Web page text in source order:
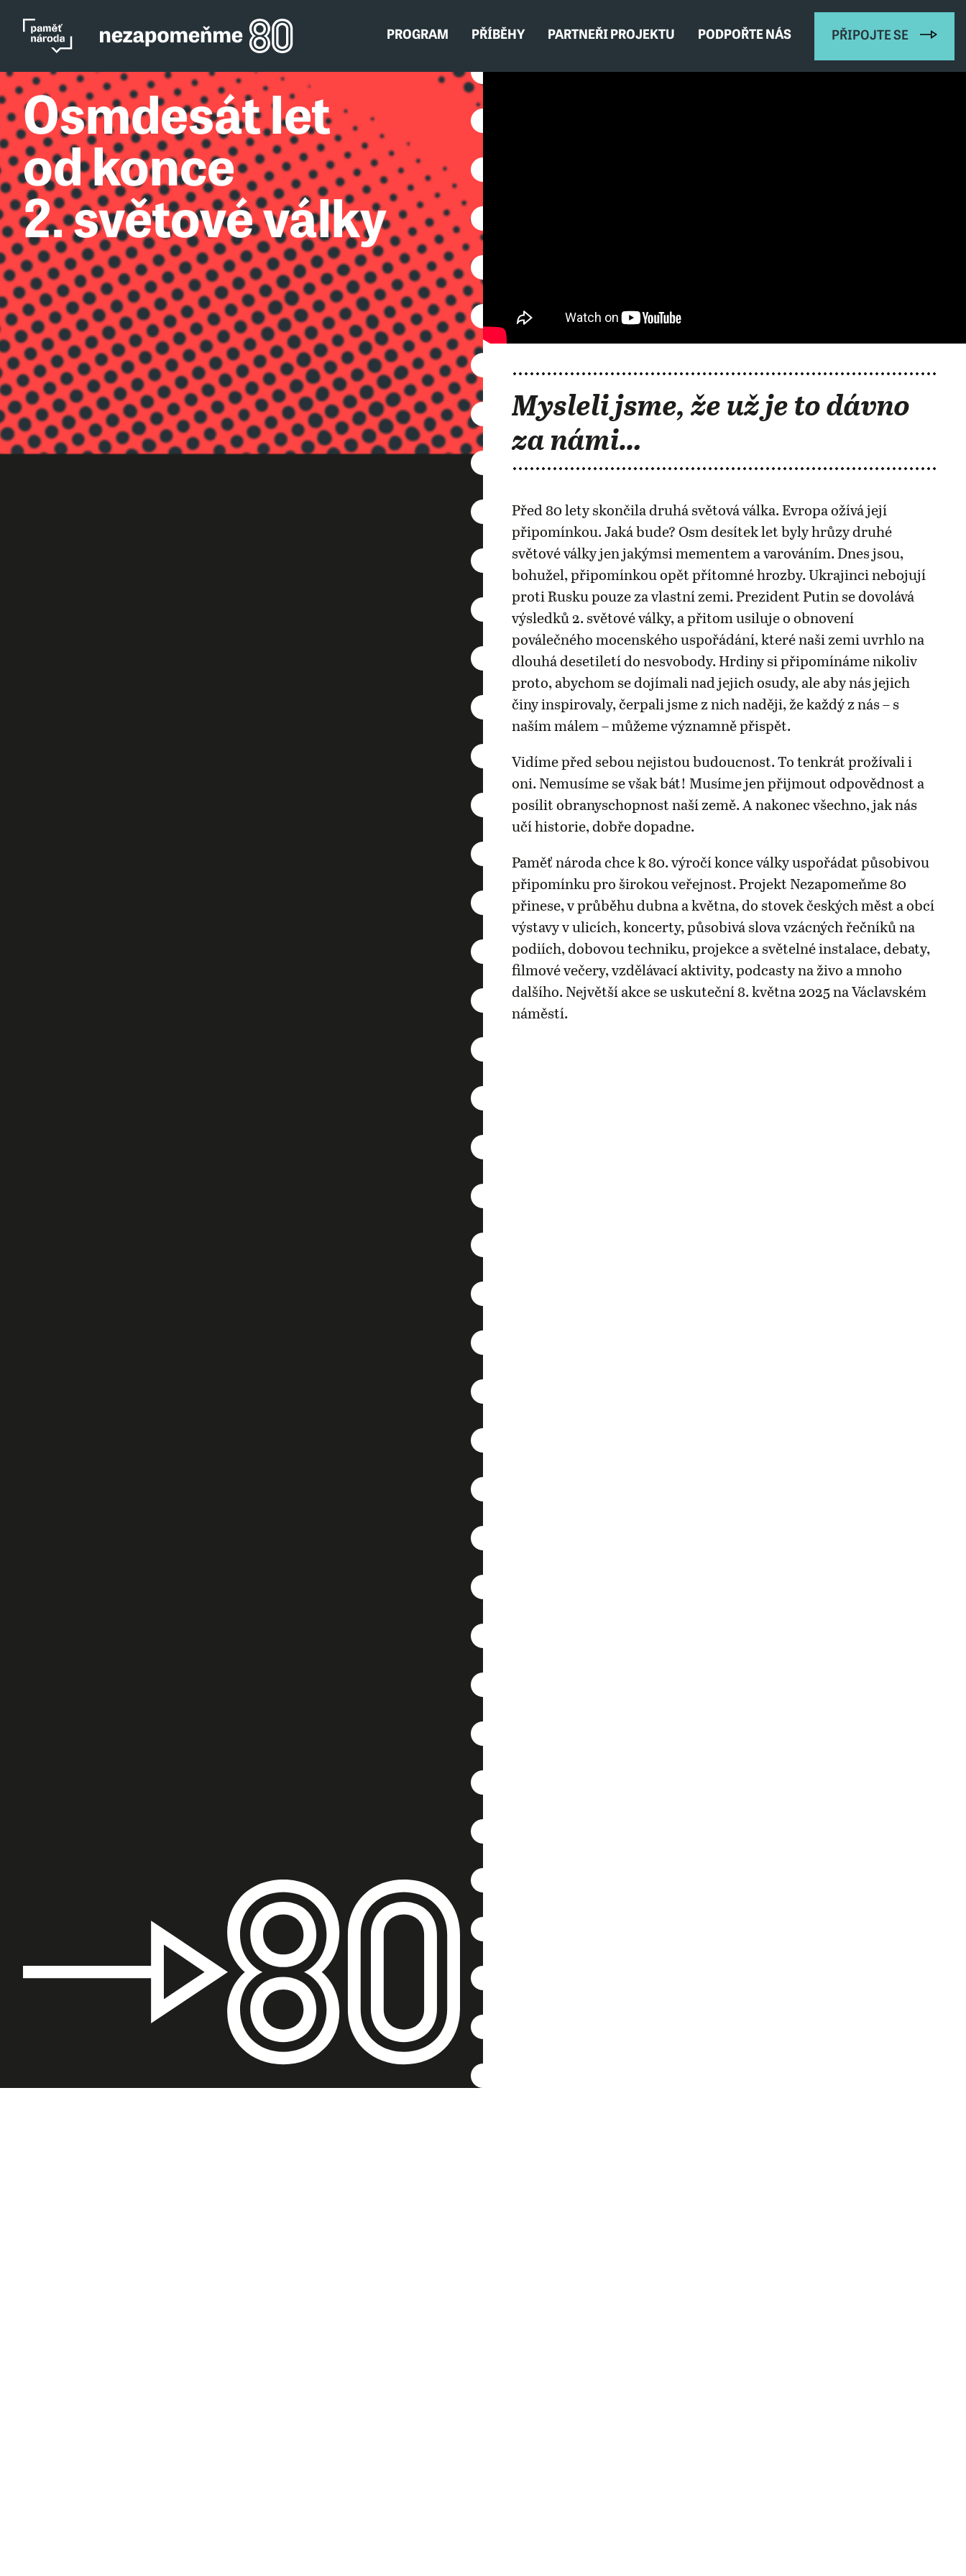
PROGRAM PŘÍBĚHY PARTNEŘI PROJEKTU PODPOŘTE NÁS PŘIPOJTE SE
Osmdesát let
od konce
2. světové války
Mysleli jsme, že už je to dávno
za námi…
Před 80 lety skončila druhá světová válka. Evropa ožívá její
připomínkou. Jaká bude? Osm desítek let byly hrůzy druhé
světové války jen jakýmsi mementem a varováním. Dnes jsou,
bohužel, připomínkou opět přítomné hrozby. Ukrajinci nebojují
proti Rusku pouze za vlastní zemi. Prezident Putin se dovolává
výsledků 2. světové války, a přitom usiluje o obnovení
poválečného mocenského uspořádání, které naši zemi uvrhlo na
dlouhá desetiletí do nesvobody. Hrdiny si připomínáme nikoliv
proto, abychom se dojímali nad jejich osudy, ale aby nás jejich
činy inspirovaly, čerpali jsme z nich naději, že každý z nás – s
naším málem – můžeme významně přispět.
Vidíme před sebou nejistou budoucnost. To tenkrát prožívali i
oni. Nemusíme se však bát! Musíme jen přijmout odpovědnost a
posílit obranyschopnost naší země. A nakonec všechno, jak nás
učí historie, dobře dopadne.
Paměť národa chce k 80. výročí konce války uspořádat působivou
připomínku pro širokou veřejnost. Projekt Nezapomeňme 80
přinese, v průběhu dubna a května, do stovek českých měst a obcí
výstavy v ulicích, koncerty, působivá slova vzácných řečníků na
podiích, dobovou techniku, projekce a světelné instalace, debaty,
filmové večery, vzdělávací aktivity, podcasty na živo a mnoho
dalšího. Největší akce se uskuteční 8. května 2025 na Václavském
náměstí.